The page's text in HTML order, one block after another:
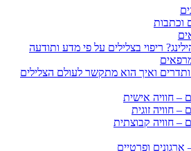
וכתבות
ריפוי בצלילים על פי מדע ותודעה
ואיך הוא מתקשר לעולם הצלילים
– חוויה אישית
חוויה זוגית
– חוויה קבוצתית
ופרטיים